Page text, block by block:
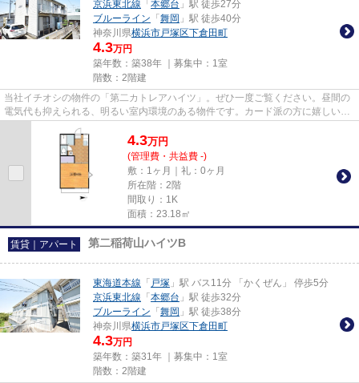
京浜東北線 「 本郷台 」駅 徒歩27分
ブルーライン 「 舞岡 」駅 徒歩40分
神奈川県横浜市戸塚区下倉田町
4.3万円
築年数：築38年 ｜募集中： 1室
階数：2階建
当社イチオシの物件の「第二カトレアハイツ」。ぜひ一度ご覧ください。昼間の
電気代も抑えられる、明るい室内環境のある物件です。カード派の方に嬉しい。
4.3万円
(管理費・共益費 -)
敷：1ヶ月｜礼：0ヶ月
所在階：2階
間取り：1K
面積：23.18㎡
賃貸｜アパート 第二稲荷山ハイツB
東海道本線 「 戸塚 」駅 バス11分 「かくぜん」 停歩5分
京浜東北線 「 本郷台 」駅 徒歩32分
ブルーライン 「 舞岡 」駅 徒歩38分
神奈川県横浜市戸塚区下倉田町
4.3万円
築年数：築31年 ｜募集中： 1室
階数：2階建